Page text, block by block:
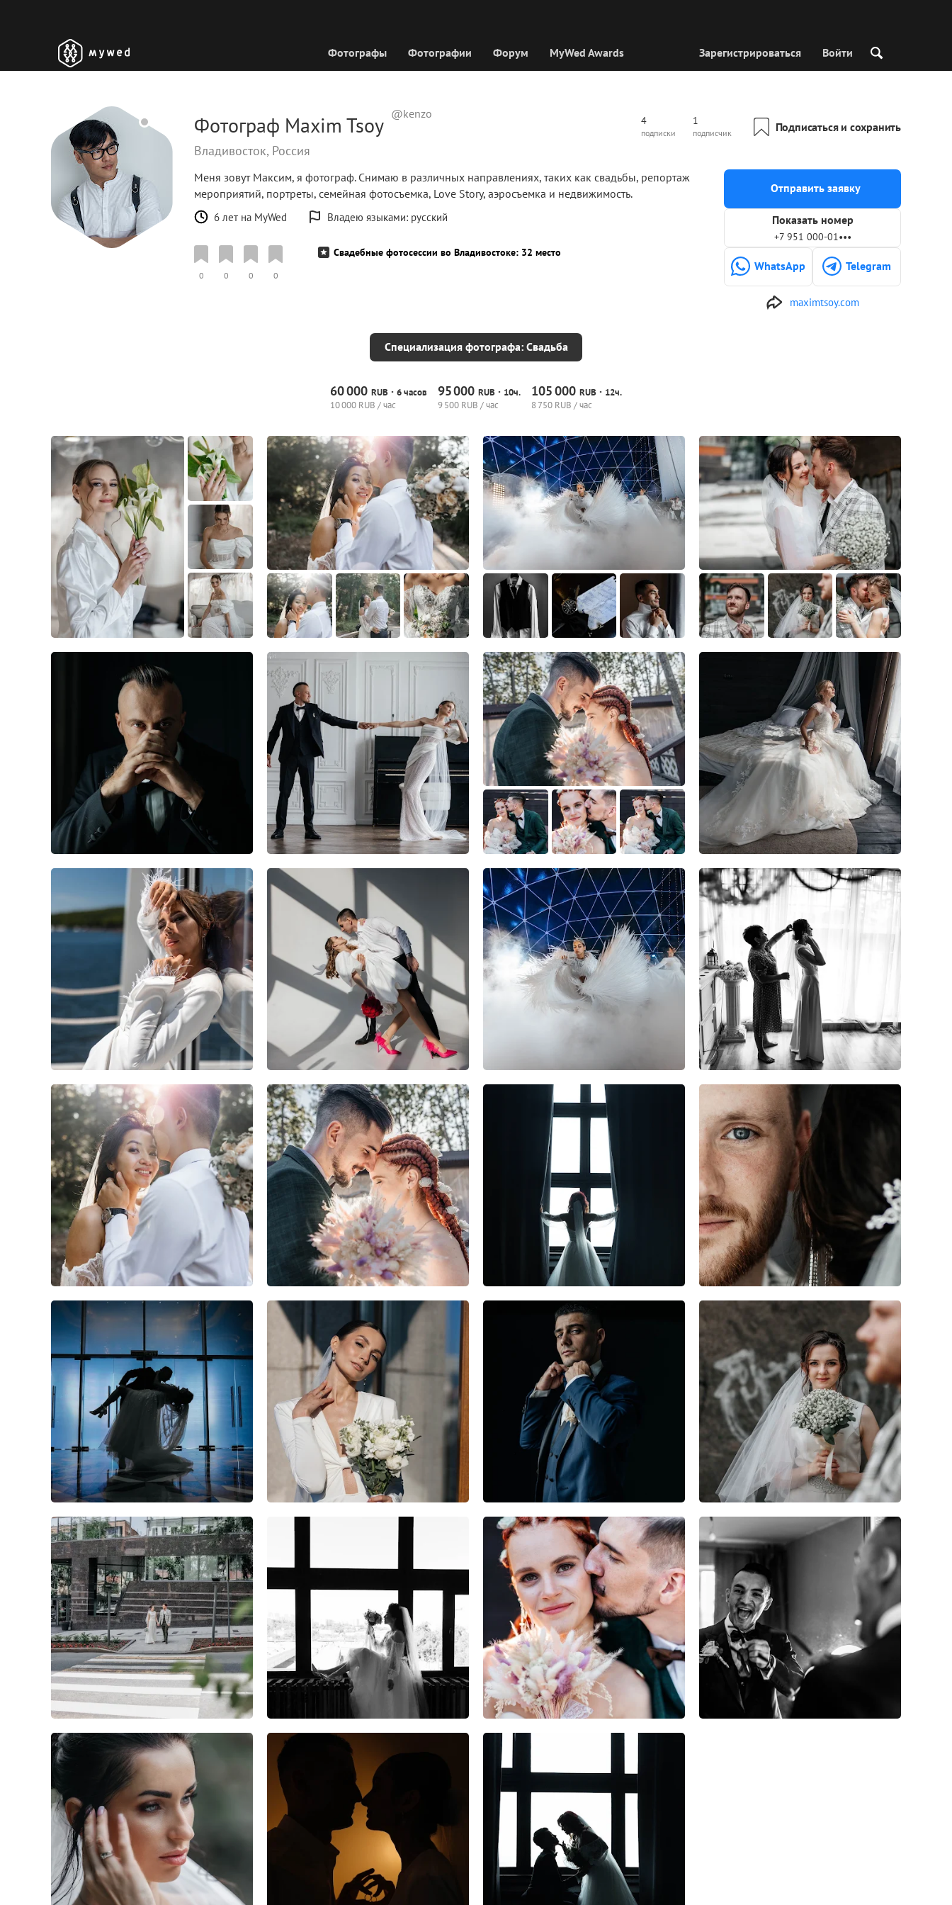
Фотографы Фотографии Форум MyWed Awards Зарегистрироваться Войти
Фотограф Maxim Tsoy @kenzo 4
подписки
1
подписчик Подписаться и сохранить
Владивосток, Россия
Отправить заявку
Показать номер
+7 951 000-01•••
WhatsApp Telegram
maximtsoy.com
Меня зовут Максим, я фотограф. Снимаю в различных направлениях, таких как свадьбы, репортаж
мероприятий, портреты, семейная фотосъемка, Love Story, аэросъемка и недвижимость.
6 лет на MyWed Владею языками: русский
0 0 0 0
Свадебные фотосессии во Владивостоке: 32 место
Специализация фотографа: Свадьба
60000 RUB· 6 часов
10000 RUB / час
95000RUB · 10ч.
9500 RUB / час
105000RUB · 12ч.
8750 RUB / час
1 0
13 1 0 0 0 0 9 0 0
0 0 0 0 1 0 1 0
1 1 0 0 1 0 1
1 0 1 0 3 0 0 0 0 0
0 0 0 0 0 0 0 0
0 0 0 0 0 8 0